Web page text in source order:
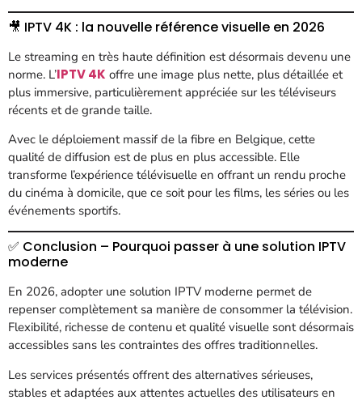
🎥 IPTV 4K : la nouvelle référence visuelle en 2026
Le streaming en très haute définition est désormais devenu une
norme. L’IPTV 4K offre une image plus nette, plus détaillée et
plus immersive, particulièrement appréciée sur les téléviseurs
récents et de grande taille.
Avec le déploiement massif de la fibre en Belgique, cette
qualité de diffusion est de plus en plus accessible. Elle
transforme l’expérience télévisuelle en offrant un rendu proche
du cinéma à domicile, que ce soit pour les films, les séries ou les
événements sportifs.
✅ Conclusion – Pourquoi passer à une solution IPTV
moderne
En 2026, adopter une solution IPTV moderne permet de
repenser complètement sa manière de consommer la télévision.
Flexibilité, richesse de contenu et qualité visuelle sont désormais
accessibles sans les contraintes des offres traditionnelles.
Les services présentés offrent des alternatives sérieuses,
stables et adaptées aux attentes actuelles des utilisateurs en